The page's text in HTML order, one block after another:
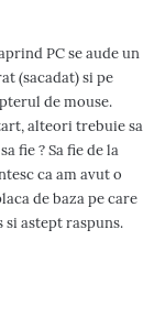
PC se aude un
(sacadat) si pe
de mouse.
alteori trebuie sa
fie ? Sa fie de la
ca am avut o
de baza pe care
astept raspuns.